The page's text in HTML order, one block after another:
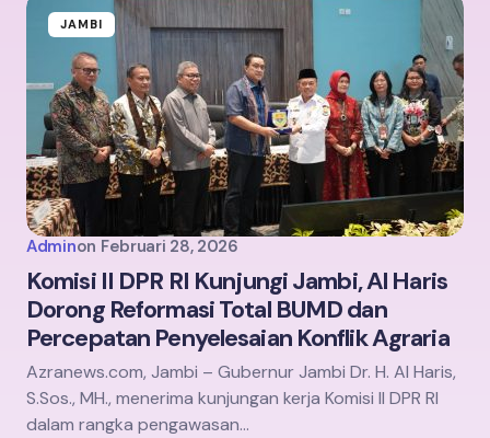
JAMBI
Adminon Februari 28, 2026
Komisi II DPR RI Kunjungi Jambi, Al Haris
Dorong Reformasi Total BUMD dan
Percepatan Penyelesaian Konflik Agraria
Azranews.com, Jambi – Gubernur Jambi Dr. H. Al Haris,
S.Sos., MH., menerima kunjungan kerja Komisi II DPR RI
dalam rangka pengawasan…